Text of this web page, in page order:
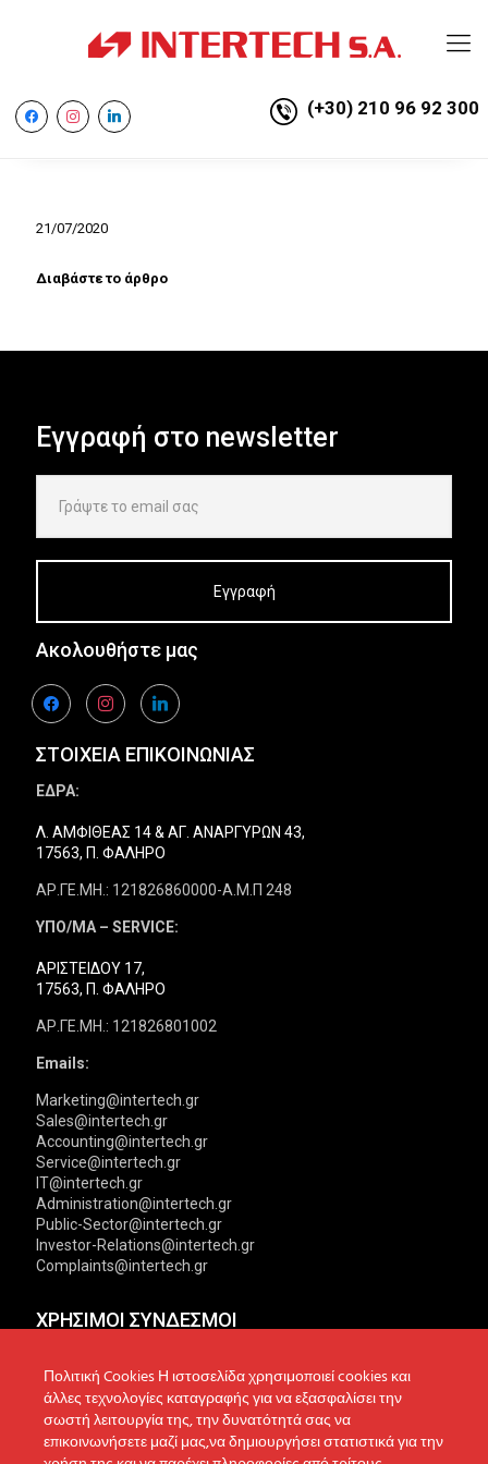
facebookinstagramlinkedin (+30) 210 96 92 300
21/07/2020
Διαβάστε το άρθρο
Εγγραφή στο newsletter
Ακολουθήστε μας
facebookinstagramlinkedin
ΣΤΟΙΧΕΙΑ ΕΠΙΚΟΙΝΩΝΙΑΣ
ΕΔΡΑ:
Λ. ΑΜΦΙΘΕΑΣ 14 & ΑΓ. ΑΝΑΡΓΥΡΩΝ 43,
17563, Π. ΦΑΛΗΡΟ
ΑΡ.ΓΕ.ΜΗ.: 121826860000-Α.Μ.Π 248
ΥΠΟ/ΜΑ – SERVICE:
ΑΡΙΣΤΕΙΔΟΥ 17,
17563, Π. ΦΑΛΗΡΟ
ΑΡ.ΓΕ.ΜΗ.: 121826801002
Emails:
Marketing@intertech.gr
Sales@intertech.gr
Accounting@intertech.gr
Service@intertech.gr
IT@intertech.gr
Administration@intertech.gr
Public-Sector@intertech.gr
Investor-Relations@intertech.gr
Complaints@intertech.gr
ΧΡΗΣΙΜΟΙ ΣΥΝΔΕΣΜΟΙ
Αντιπροσωπείες
Δίκτυο συνεργατών
Τεχνική υποστήριξη
Πολιτική Απορρήτου
Πολιτική Cookies
Πολιτική Προστασίας
Πολιτική Cookies Η ιστοσελίδα χρησιμοποιεί cookies και
άλλες τεχνολογίες καταγραφής για να εξασφαλίσει την
σωστή λειτουργία της, την δυνατότητά σας να
επικοινωνήσετε μαζί μας,να δημιουργήσει στατιστικά για την